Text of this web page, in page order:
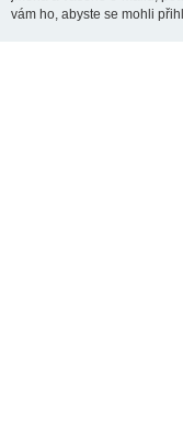
vám ho, abyste se mohli